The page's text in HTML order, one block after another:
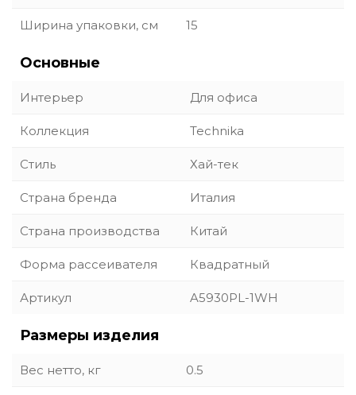
Ширина упаковки, см 15
Основные
Интерьер Для офиса
Коллекция Technika
Стиль Хай-тек
Страна бренда Италия
Страна производства Китай
Форма рассеивателя Квадратный
Артикул A5930PL-1WH
Размеры изделия
Вес нетто, кг 0.5